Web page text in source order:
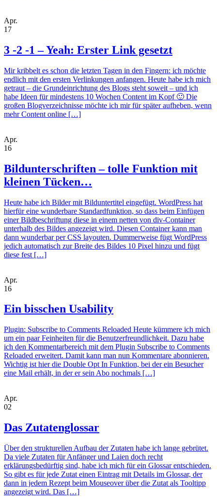
Apr.
17
3 -2 -1 – Yeah: Erster Link gesetzt
Mir kribbelt es schon die letzten Tagen in den Fingern: ich möchte
endlich mit den ersten Verlinkungen anfangen. Heute habe ich mich
getraut – die Grundeinrichtung des Blogs steht soweit – und ich
habe Ideen für mindestens 10 Wochen Content im Kopf 🙂 Die
großen Blogverzeichnisse möchte ich mir für später aufheben, wenn
mehr Content online […]
Apr.
16
Bildunterschriften – tolle Funktion mit
kleinen Tücken…
Heute habe ich Bilder mit Bilduntertitel eingefügt. WordPress hat
hierfür eine wunderbare Standardfunktion, so dass beim Einfügen
einer Bildbeschriftung diese in einem netten von div-Container
unterhalb des Bildes angezeigt wird. Diesen Container kann man
dann wunderbar per CSS layouten. Dummerweise fügt WordPress
jedich automatisch zur Breite des Bildes 10 Pixel hinzu und fügt
diese fest […]
Apr.
16
Ein bisschen Usability
Plugin: Subscribe to Comments Reloaded Heute kümmere ich mich
um ein paar Feinheiten für die Benutzerfreundlichkeit. Dazu habe
ich den Kommentarbereich mit dem Plugin Subscribe to Comments
Reloaded erweitert. Damit kann man nun Kommentare abonnieren.
Wichtig ist hier die Double Opt In Funktion, bei der ein Besucher
eine Mail erhält, in der er sein Abo nochmals […]
Apr.
02
Das Zutatenglossar
Über den strukturellen Aufbau der Zutaten habe ich lange gebrütet.
Da viele Zutaten für Anfänger und Laien doch recht
erklärungsbedürftig sind, habe ich mich für ein Glossar entschieden.
So gibt es für jede Zutat einen Eintrag mit Details im Glossar, der
dann in jedem Rezept beim Mouseover über die Zutat als Tooltipp
angezeigt wird. Das […]